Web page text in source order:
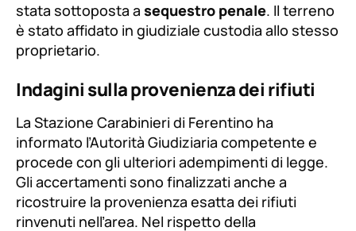
stata sottoposta a sequestro penale. Il terreno
è stato affidato in giudiziale custodia allo stesso
proprietario.
Indagini sulla provenienza dei rifiuti
La Stazione Carabinieri di Ferentino ha
informato l’Autorità Giudiziaria competente e
procede con gli ulteriori adempimenti di legge.
Gli accertamenti sono finalizzati anche a
ricostruire la provenienza esatta dei rifiuti
rinvenuti nell’area. Nel rispetto della